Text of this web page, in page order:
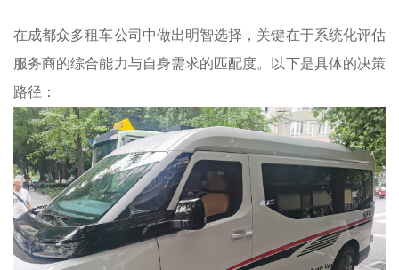
在成都众多租车公司中做出明智选择，关键在于系统化评估
服务商的综合能力与自身需求的匹配度。以下是具体的决策
路径：